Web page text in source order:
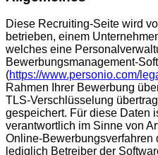
Diese Recruiting-Seite wird
betrieben, einem
welches eine
Bewerbungsmanagement-
(https://www.personio.com/
Rahmen Ihrer Bewerbung
TLS-Verschlüsselung
gespeichert. Für diese Daten
verantwortlich im Sinne von
Online-Bewerbungsverfahren
lediglich Betreiber der